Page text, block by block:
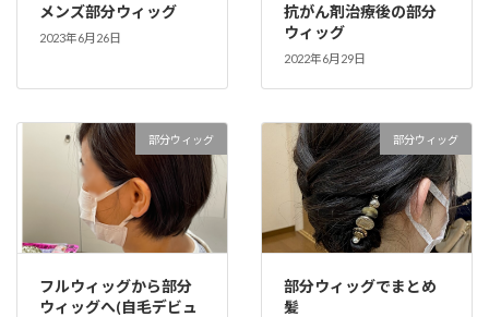
メンズ部分ウィッグ
2023年6月26日
抗がん剤治療後の部分
ウィッグ
2022年6月29日
部分ウィッグ
フルウィッグから部分
ウィッグへ(自毛デビュ
部分ウィッグ
部分ウィッグでまとめ
髪